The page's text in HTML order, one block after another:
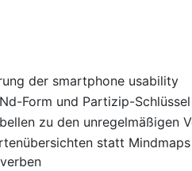
der smartphone usability
Form und Partizip-Schlüssel
zu den unregelmäßigen
statt